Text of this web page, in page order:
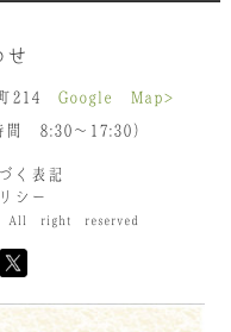
せ
214 Google Map>
間 8:30〜17:30）
く表記
シー
All right reserved